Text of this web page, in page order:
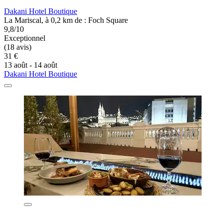
Dakani Hotel Boutique
La Mariscal, à 0,2 km de : Foch Square
9,8/10
Exceptionnel
(18 avis)
31 €
13 août - 14 août
Dakani Hotel Boutique